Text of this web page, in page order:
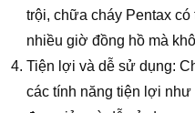
trội, chữa cháy Pentax
nhiều giờ đồng hồ mà
Tiện lợi và dễ sử dụng:
các tính năng tiện lợi